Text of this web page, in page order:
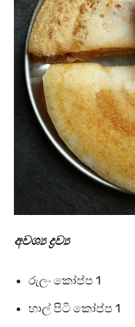
අවශ්‍ය ද්‍රව්‍ය
රුලං කෝප්ප 1
හාල් පිටි කෝප්ප 1